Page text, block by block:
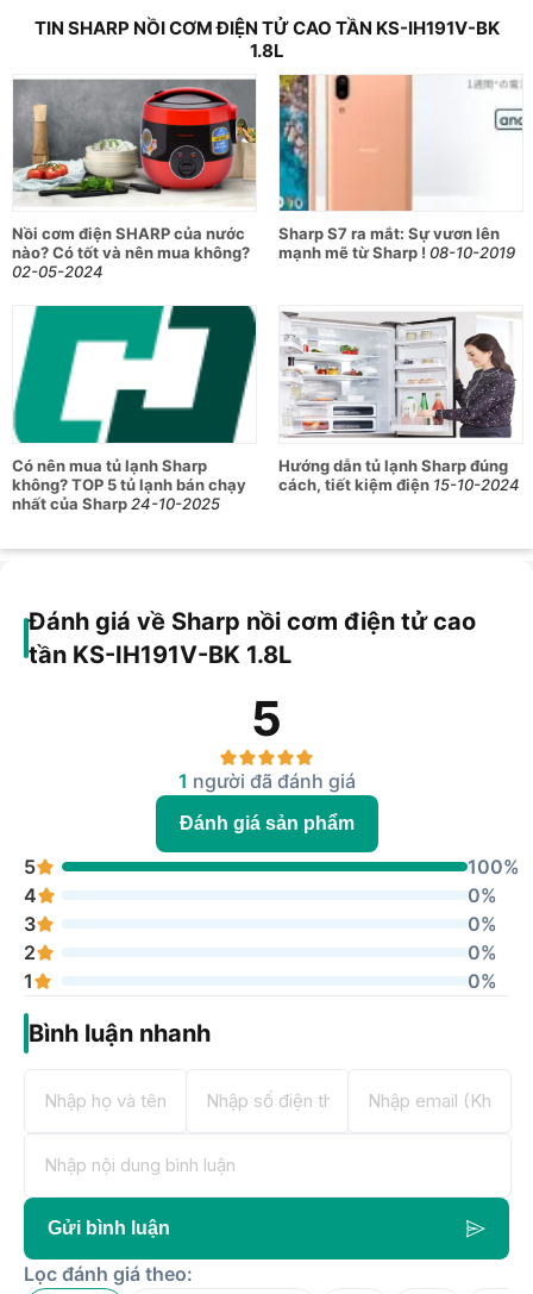
TIN SHARP NỒI CƠM ĐIỆN TỬ CAO TẦN KS-IH191V-BK
1.8L
Nồi cơm điện SHARP của nước
nào? Có tốt và nên mua không?
02-05-2024
Sharp S7 ra mắt: Sự vươn lên
mạnh mẽ từ Sharp ! 08-10-2019
Có nên mua tủ lạnh Sharp
không? TOP 5 tủ lạnh bán chạy
nhất của Sharp24-10-2025
Hướng dẫn tủ lạnh Sharp đúng
cách, tiết kiệm điện 15-10-2024
Đánh giá về Sharp nồi cơm điện tử cao
tần KS-IH191V-BK 1.8L
5
1 người đã đánh giá
Đánh giá sản phẩm
5
100%
4
0%
3
0%
2
0%
1
0%
Bình luận nhanh
Gửi bình luận
Lọc đánh giá theo: